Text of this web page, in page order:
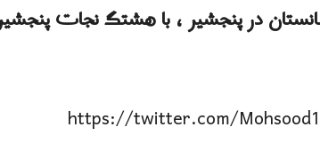
در پنجشیر ، با هشتگ نجات
https://twitter.com/